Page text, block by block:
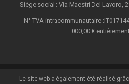
Siège social : Via Maestri Del Lavoro,
N° TVA intracommunautaire
000,00 €
Le site web a également été réalisé